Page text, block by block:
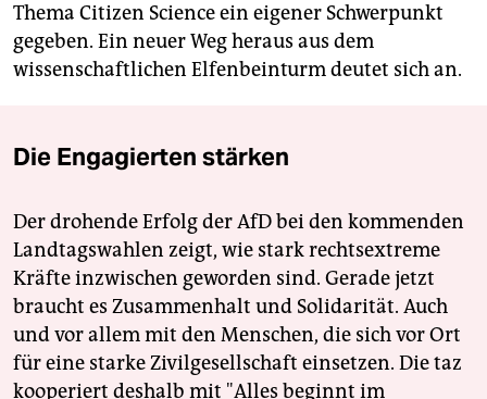
Thema Citizen Science ein eigener Schwerpunkt
gegeben. Ein neuer Weg heraus aus dem
wissenschaftlichen Elfenbeinturm deutet sich an.
Die Engagierten stärken
Der drohende Erfolg der AfD bei den kommenden
Landtagswahlen zeigt, wie stark rechtsextreme
Kräfte inzwischen geworden sind. Gerade jetzt
braucht es Zusammenhalt und Solidarität. Auch
und vor allem mit den Menschen, die sich vor Ort
für eine starke Zivilgesellschaft einsetzen. Die taz
kooperiert deshalb mit "Alles beginnt im